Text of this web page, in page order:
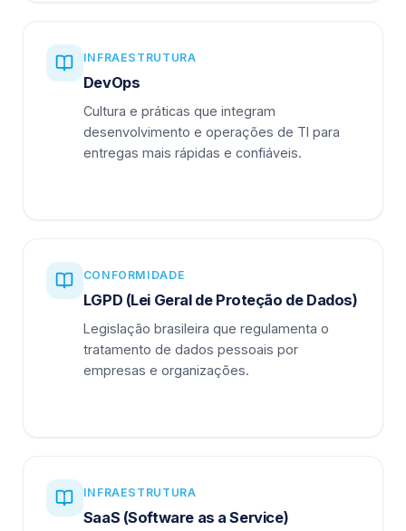
INFRAESTRUTURA
DevOps
Cultura e práticas que integram
desenvolvimento e operações de TI para
entregas mais rápidas e confiáveis.
CONFORMIDADE
LGPD (Lei Geral de Proteção de Dados)
Legislação brasileira que regulamenta o
tratamento de dados pessoais por
empresas e organizações.
INFRAESTRUTURA
SaaS (Software as a Service)